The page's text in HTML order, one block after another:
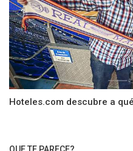
Hoteles.com descubre a
QUE TE PARECE?